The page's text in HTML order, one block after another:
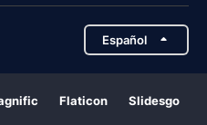
Español
Flaticon Slidesgo